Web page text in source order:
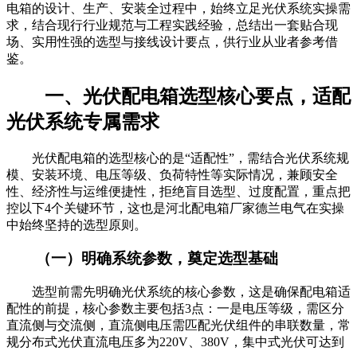
电箱的设计、生产、安装全过程中，始终立足光伏系统实操需
求，结合现行行业规范与工程实践经验，总结出一套贴合现
场、实用性强的选型与接线设计要点，供行业从业者参考借
鉴。
一、光伏配电箱选型核心要点，适配
光伏系统专属需求
光伏配电箱的选型核心的是“适配性”，需结合光伏系统规
模、安装环境、电压等级、负荷特性等实际情况，兼顾安全
性、经济性与运维便捷性，拒绝盲目选型、过度配置，重点把
控以下4个关键环节，这也是河北配电箱厂家德兰电气在实操
中始终坚持的选型原则。
（一）明确系统参数，奠定选型基础
选型前需先明确光伏系统的核心参数，这是确保配电箱适
配性的前提，核心参数主要包括3点：一是电压等级，需区分
直流侧与交流侧，直流侧电压需匹配光伏组件的串联数量，常
规分布式光伏直流电压多为220V、380V，集中式光伏可达到